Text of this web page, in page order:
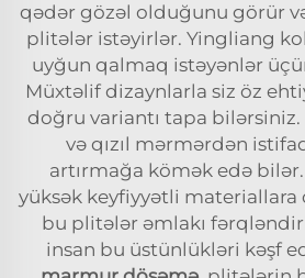
qədər gözəl olduğunu görür
plitələr istəyirlər. Yingliang
uyğun qalmaq istəyənlər
Müxtəlif dizaynlarla siz öz
doğru variantı tapa bilərsiniz.
və qızıl mərmərdən
artırmağa kömək edə bilər.
yüksək keyfiyyətli
bu plitələr əmlakı
insan bu üstünlükləri kəşf